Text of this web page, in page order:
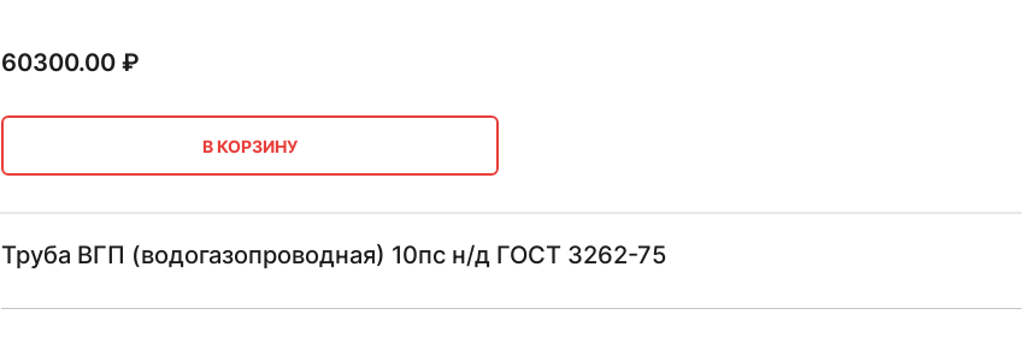
60300.00₽
В КОРЗИНУ
Труба ВГП (водогазопроводная) 10пс н/д ГОСТ 3262-75